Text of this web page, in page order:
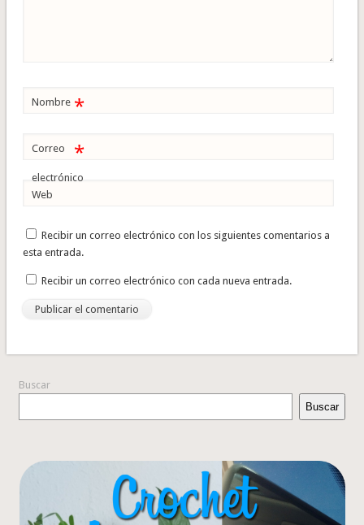
Nombre *
Correo
electrónico
*
Web
Recibir un correo electrónico con los siguientes comentarios a
esta entrada.
Recibir un correo electrónico con cada nueva entrada.
Buscar
Buscar